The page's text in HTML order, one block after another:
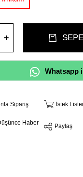
Whatsapp
Sipariş İstek
Haber
Paylaş